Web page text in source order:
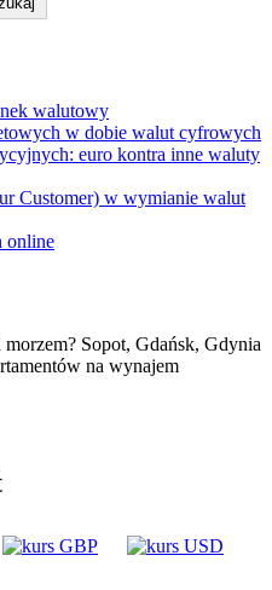
walutowy
w dobie walut cyfrowych
euro kontra inne waluty
Customer) w wymianie walut
online
Sopot, Gdańsk, Gdynia
na wynajem